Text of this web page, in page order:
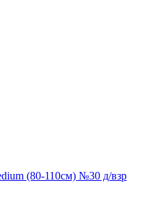
(80-110см) №30 д/взр